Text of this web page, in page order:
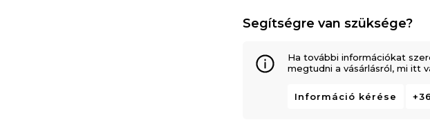
Segítségre van szüksége?
Ha további információkat
megtudni a vásárlásról, mi itt
Információ kérése